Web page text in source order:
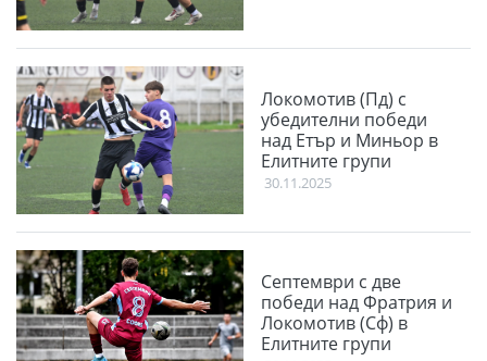
Локомотив (Пд) с
убедителни победи
над Етър и Миньор в
Елитните групи
30.11.2025
Септември с две
победи над Фратрия и
Локомотив (Сф) в
Елитните групи